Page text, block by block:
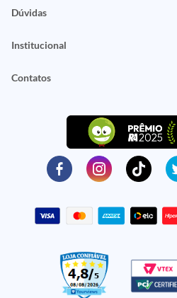
Dúvidas
Institucional
Contatos